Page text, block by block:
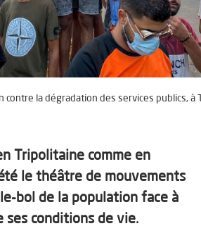
contre la dégradation des services publics, à
Tripolitaine comme en
le théâtre de mouvements
bol de la population face à
ses conditions de vie.